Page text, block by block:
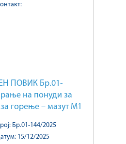
ПОВИК Бр.01-
на понуди за
горење – мазут М1
Бр.01-144/2025
15/12/2025